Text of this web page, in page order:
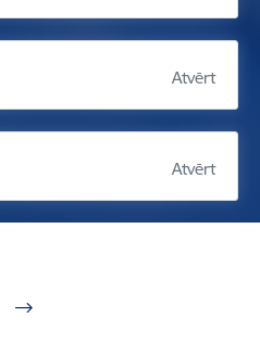
Atvērt
Atvērt